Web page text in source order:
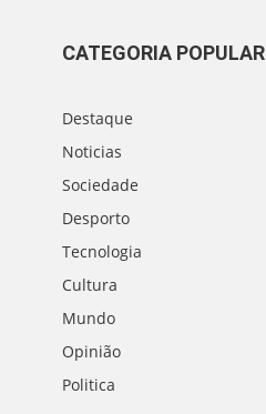
CATEGORIA POPULAR
Destaque
Noticias
Sociedade
Desporto
Tecnologia
Cultura
Mundo
Opinião
Politica